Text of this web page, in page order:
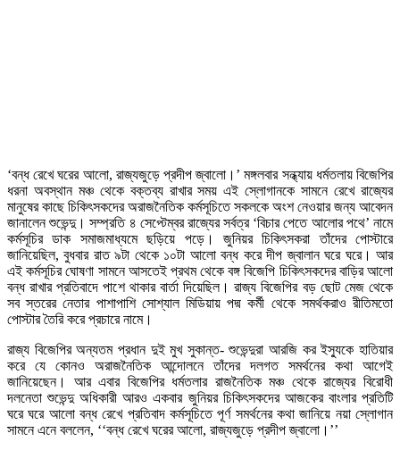
‘বন্ধ রেখে ঘরের আলো, রাজ্যজুড়ে প্রদীপ জ্বালো।’ মঙ্গলবার সন্ধ্যায় ধর্মতলায় বিজেপির
ধরনা অবস্থান মঞ্চ থেকে বক্তব্য রাখার সময় এই স্লোগানকে সামনে রেখে রাজ্যের
মানুষের কাছে চিকিৎসকদের অরাজনৈতিক কর্মসূচিতে সকলকে অংশ নেওয়ার জন্য আবেদন
জানালেন শুভেন্দু। সম্প্রতি ৪ সেপ্টেম্বর রাজ্যের সর্বত্র ‘বিচার পেতে আলোর পথে’ নামে
কর্মসূচির ডাক সমাজমাধ্যমে ছড়িয়ে পড়ে। জুনিয়র চিকিৎসকরা তাঁদের পোস্টারে
জানিয়েছিল, বুধবার রাত ৯টা থেকে ১০টা আলো বন্ধ করে দীপ জ্বালান ঘরে ঘরে। আর
এই কর্মসূচির ঘোষণা সামনে আসতেই প্রথম থেকে বঙ্গ বিজেপি চিকিৎসকদের বাড়ির আলো
বন্ধ রাখার প্রতিবাদে পাশে থাকার বার্তা দিয়েছিল। রাজ্য বিজেপির বড় ছোট মেজ থেকে
সব স্তরের নেতার পাশাপাশি সোশ্যাল মিডিয়ায় পদ্ম কর্মী থেকে সমর্থকরাও রীতিমতো
পোস্টার তৈরি করে প্রচারে নামে।
রাজ্য বিজেপির অন্যতম প্রধান দুই মুখ সুকান্ত- শুভেন্দুরা আরজি কর ইস্যুকে হাতিয়ার
করে যে কোনও অরাজনৈতিক আন্দোলনে তাঁদের দলগত সমর্থনের কথা আগেই
জানিয়েছেন। আর এবার বিজেপির ধর্মতলার রাজনৈতিক মঞ্চ থেকে রাজ্যের বিরোধী
দলনেতা শুভেন্দু অধিকারী আরও একবার জুনিয়র চিকিৎসকদের আজকের বাংলার প্রতিটি
ঘরে ঘরে আলো বন্ধ রেখে প্রতিবাদ কর্মসূচিতে পূর্ণ সমর্থনের কথা জানিয়ে নয়া স্লোগান
সামনে এনে বললেন, ‘‘বন্ধ রেখে ঘরের আলো, রাজ্যজুড়ে প্রদীপ জ্বালো।’’